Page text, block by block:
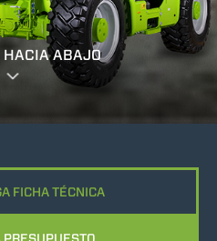
ABAJO
FICHA TÉCNICA